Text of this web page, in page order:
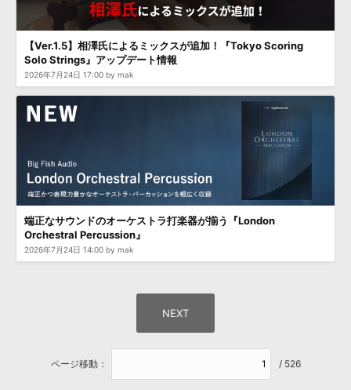
【Ver.1.5】相澤氏によるミックスが追加！『Tokyo Scoring
Solo Strings』アップデート情報
2026年7月24日 17:00 by mak
端正なサウンドのオーケストラ打楽器が揃う『London
Orchestral Percussion』
2026年7月24日 14:00 by mak
ページ移動： / 526